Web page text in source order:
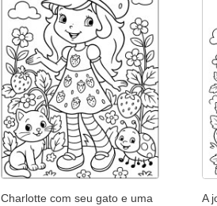
Charlotte com seu gato e uma
A